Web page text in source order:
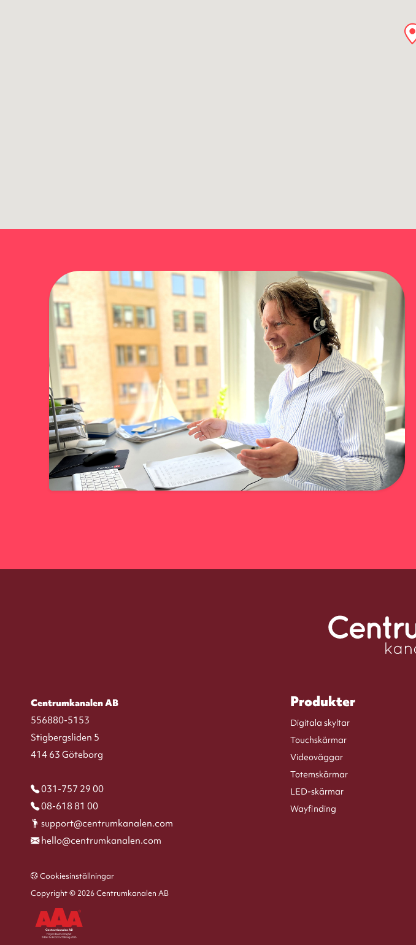
Centrumkanalen AB
556880-5153
Stigbergsliden 5
414 63 Göteborg
031-757 29 00
08-618 81 00
support@centrumkanalen.com
hello@centrumkanalen.com
Produkter
Digitala skyltar
Touchskärmar
Videoväggar
Totemskärmar
LED-skärmar
Wayfinding
Cookiesinställningar
Copyright © 2026 Centrumkanalen AB